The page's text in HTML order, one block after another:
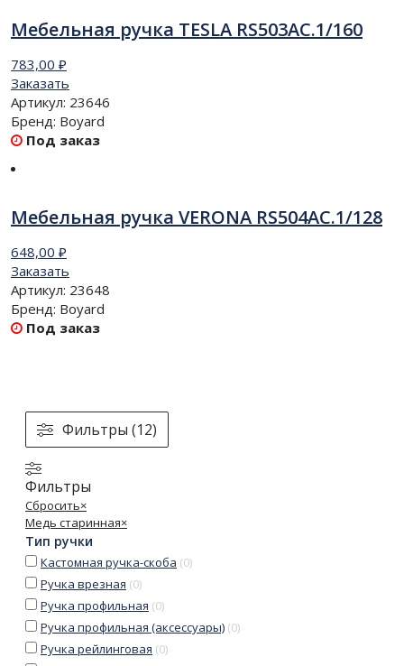
Фильтры (12)
Фильтры
Сбросить×
Медь старинная×
Тип ручки
Кастомная ручка-скоба (0)
Ручка врезная (0)
Ручка профильная (0)
Ручка профильная (аксессуары) (0)
Ручка рейлинговая (0)
Мебельная ручка TESLA RS503AC.1/160
783,00 ₽
Заказать
Артикул: 23646
Бренд: Boyard
Под заказ
Мебельная ручка VERONA RS504AC.1/128
648,00 ₽
Заказать
Артикул: 23648
Бренд: Boyard
Под заказ